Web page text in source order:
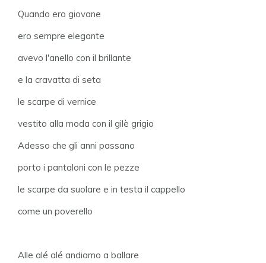
Quando ero giovane
ero sempre elegante
avevo l'anello con il brillante
e la cravatta di seta
le scarpe di vernice
vestito alla moda con il gilè grigio
Adesso che gli anni passano
porto i pantaloni con le pezze
le scarpe da suolare e in testa il cappello
come un poverello
Alle alé alé andiamo a ballare